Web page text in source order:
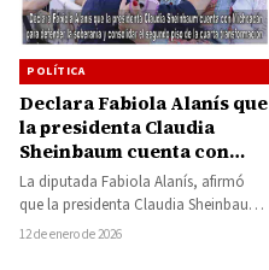
POLÍTICA
Declara Fabiola Alanís que
la presidenta Claudia
Sheinbaum cuenta con
Michoacán para defender
la soberanía y consolidar
el segundo piso de la
La diputada Fabiola Alanís, afirmó
que la presidenta Claudia Sheinbaum
cuenta con las y los michoacanos
12 de enero de 2026